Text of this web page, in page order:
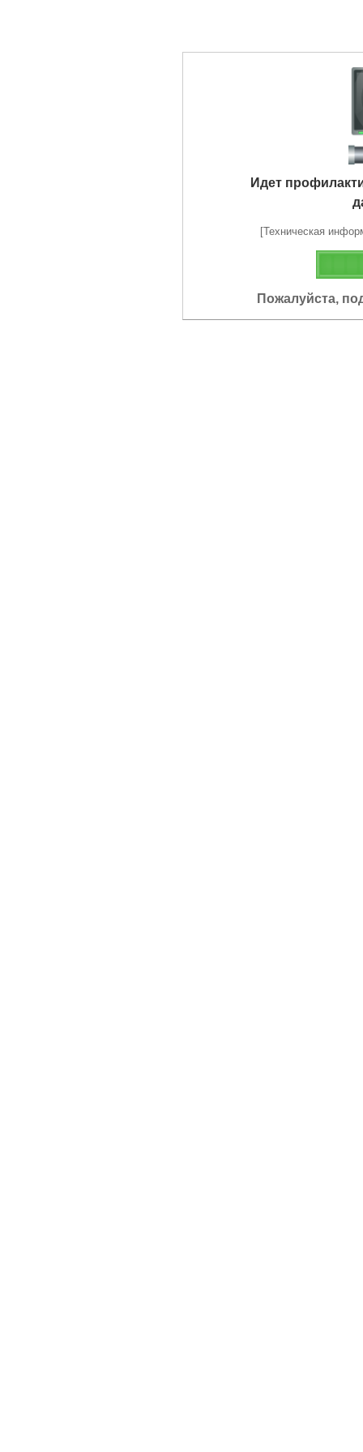
Идет
[Техническая
Пожалуйста,